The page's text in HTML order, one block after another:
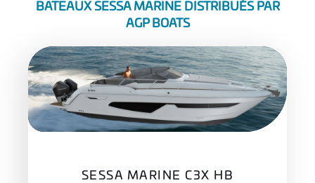
BATEAUX SESSA MARINE DISTRIBUÉS PAR
AGP BOATS
SESSA MARINE C3X HB